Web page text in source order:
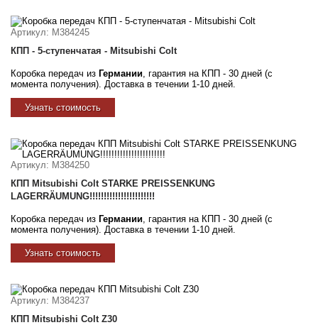
Артикул: M384245
КПП - 5-ступенчатая - Mitsubishi Colt
Коробка передач из Германии, гарантия на КПП - 30 дней (с
момента получения). Доставка в течении 1-10 дней.
Узнать стоимость
Артикул: M384250
КПП Mitsubishi Colt STARKE PREISSENKUNG
LAGERRÄUMUNG!!!!!!!!!!!!!!!!!!!!!!!
Коробка передач из Германии, гарантия на КПП - 30 дней (с
момента получения). Доставка в течении 1-10 дней.
Узнать стоимость
Артикул: M384237
КПП Mitsubishi Colt Z30